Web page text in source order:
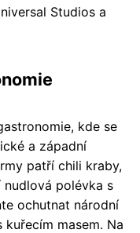
Studios a
kde se
a západní
patří chili kraby,
nudlová polévka s
ochutnat národní
masem. Na